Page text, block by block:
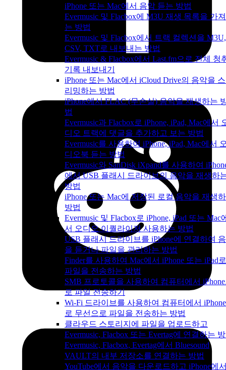
iPhone 또는 Mac에서 음악 듣는 방법
Evermusic 및 Flacbox에 M3U 재생 목록을 가
는 방법
Evermusic 및 Flacbox에서 트랙 컬렉션을 M3U,
CSV, TXT로 내보내는 방법
Evermusic & Flacbox에서 Last.fm으로 전체 청
기록 내보내기
iPhone 또는 Mac에서 iCloud Drive의 음악을
리밍하는 방법
iPhone에서 FLAC (무손실) 음악을 재생하는
법
Evermusic과 Flacbox로 iPhone, iPad, Mac에서
디오 트랙에 댓글을 추가하고 보는 방법
Evermusic를 사용하여 iPhone, iPad, Mac에서
디오북 듣는 방법
Evermusic와 SanDisk iXpand를 사용하여
에서 USB 플래시 드라이브의 음악을 재생하
방법
iPhone 또는 Mac에 저장된 로컬 음악을 재생
방법
Evermusic 및 Flacbox로 iPhone, iPad 또는 Mac
서 오디오 이퀄라이저 사용하는 방법
USB 플래시 드라이브를 iPhone에 연결하여
을 듣거나 파일을 관리하는 방법
Finder를 사용하여 Mac에서 iPhone 또는 iPad로
파일을 전송하는 방법
SMB 프로토콜을 사용하여 컴퓨터에서
로 파일 전송하기
Wi-Fi 드라이브를 사용하여 컴퓨터에서
로 무선으로 파일을 전송하는 방법
클라우드 스토리지에 파일을 업로드하고
Evermusic, Flacbox 또는 Evertag에 연결하는
Evermusic, Flacbox, Evertag에서 Bluesound
VAULT의 내부 저장소를 연결하는 방법
YouTube에서 음악을 다운로드하고 iPhone에